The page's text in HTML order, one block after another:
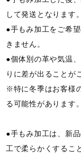
して発送となります。
●手もみ加工をご希
きません。
●個体別の革や気温
りに差が出ることが
※特に冬季はお客様
る可能性があります。
●手もみ加工は、新
工で柔らかくするこ